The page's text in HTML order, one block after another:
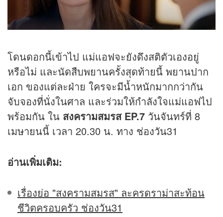
โดนดอกนี้เข้าไป แม่แอฟจะยังดึงสติตัวเองอยู่
หรือไม่ และนัดสืบพยานครั้งสุดท้ายนี้ พยานปาก
เอก ของแต่ละฝ่าย ใครจะมีน้ำหนักมากกว่ากัน
จับจองที่นั่งในศาล และร่วมให้กำลังใจแม่แอฟไป
พร้อมกัน ใน สงครามสมรส EP.7 วันจันทร์ที่ 8
เมษายนนี้ เวลา 20.30 น. ทาง ช่องวัน31
อ่านเพิ่มเติม:
เรื่องย่อ "สงครามสมรส" ละครดราม่าสะท้อน
ชีวิตครอบครัว ช่องวัน31